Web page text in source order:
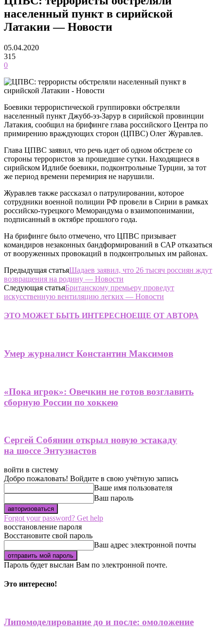
населенный пункт в сирийской
Латакии — Новости
05.04.2020
315
0
Боевики террористической группировки обстреляли
населенный пункт Джубб-эз-Зарур в сирийской провинции
Латакия, сообщил на брифинге глава российского Центра по
примирению враждующих сторон (ЦПВС) Олег Журавлев.
Глава ЦПВС заявил, что речь идет об одном обстреле со
стороны террористов за прошедшие сутки. Находящиеся в
сирийском Идлибе боевики, подконтрольные Турции, за тот
же период времени перемирия не нарушили.
Журавлев также рассказал о патрулировании, которое
сотрудники военной полиции РФ провели в Сирии в рамках
российско-турецкого Меморандума о взаимопонимании,
подписанный в октябре прошлого года.
На брифинге было отмечено, что ЦПВС призывает
командиров незаконных бандформирований в САР отказаться
от вооруженных провокаций в подконтрольных им районах.
Предыдущая статьяШадаев заявил, что 26 тысяч россиян ждут
возвращения на родину — Новости
Следующая статьяБританскому премьеру проведут
искусственную вентиляцию легких — Новости
ЭТО МОЖЕТ БЫТЬ ИНТЕРЕСНОЕЩЕ ОТ АВТОРА
Умер журналист Константин Максимов
«Пока игрок»: Овечкин не готов возглавить
сборную России по хоккею
Сергей Собянин открыл новую эстакаду
на шоссе Энтузиастов
войти в систему
Добро пожаловать! Войдите в свою учётную запись
Ваше имя пользователя
Ваш пароль
Forgot your password? Get help
восстановление пароля
Восстановите свой пароль
Ваш адрес электронной почты
Пароль будет выслан Вам по электронной почте.
Это интересно!
Липомоделирование до и после: омоложение